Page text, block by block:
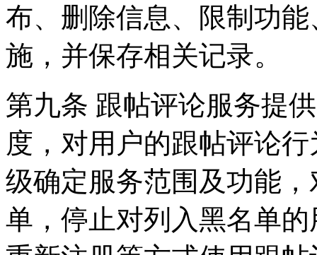
布、删除信息、限制功
施，并保存相关记录。
第九条 跟帖评论服务提
度，对用户的跟帖评论
级确定服务范围及功能
单，停止对列入黑名单